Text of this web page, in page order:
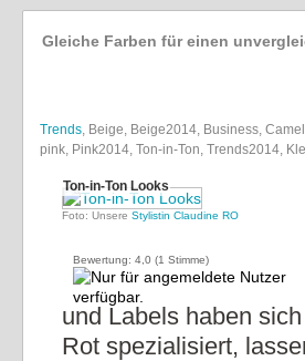
Gleiche Farben für einen
Trends, Beige, Beige2014, Business,
pink, Pink2014, Ton-in-Ton, Trends2014,
Ton-in-Ton Looks
Foto: Unsere Stylistin Claudine RO
Bewertung: 4,0 (1 Stimme)
und Labels haben
Rot spezialisiert,